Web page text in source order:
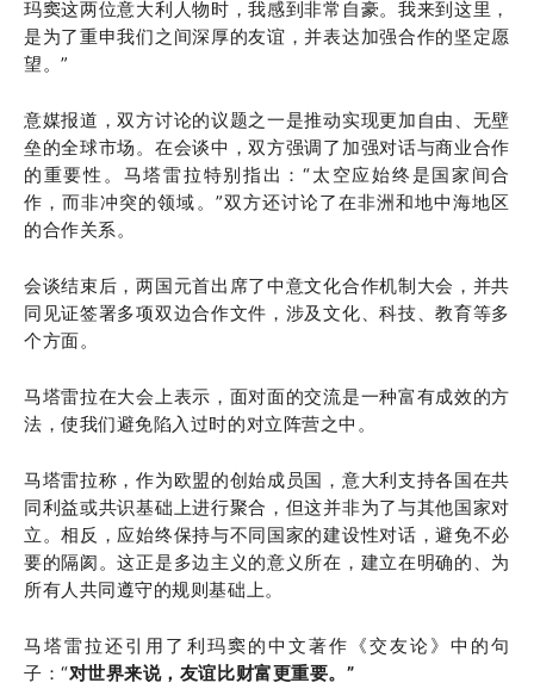
玛窦这两位意大利人物时，我感到非常自豪。我来到这里，
是为了重申我们之间深厚的友谊，并表达加强合作的坚定愿
望。”
意媒报道，双方讨论的议题之一是推动实现更加自由、无壁
垒的全球市场。在会谈中，双方强调了加强对话与商业合作
的重要性。马塔雷拉特别指出：“太空应始终是国家间合
作，而非冲突的领域。”双方还讨论了在非洲和地中海地区
的合作关系。
会谈结束后，两国元首出席了中意文化合作机制大会，并共
同见证签署多项双边合作文件，涉及文化、科技、教育等多
个方面。
马塔雷拉在大会上表示，面对面的交流是一种富有成效的方
法，使我们避免陷入过时的对立阵营之中。
马塔雷拉称，作为欧盟的创始成员国，意大利支持各国在共
同利益或共识基础上进行聚合，但这并非为了与其他国家对
立。相反，应始终保持与不同国家的建设性对话，避免不必
要的隔阂。这正是多边主义的意义所在，建立在明确的、为
所有人共同遵守的规则基础上。
马塔雷拉还引用了利玛窦的中文著作《交友论》中的句
子：“对世界来说，友谊比财富更重要。”